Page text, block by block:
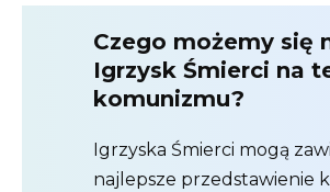
Czego możemy się
Igrzysk Śmierci na
komunizmu?
Igrzyska Śmierci mogą
najlepsze przedstawienie